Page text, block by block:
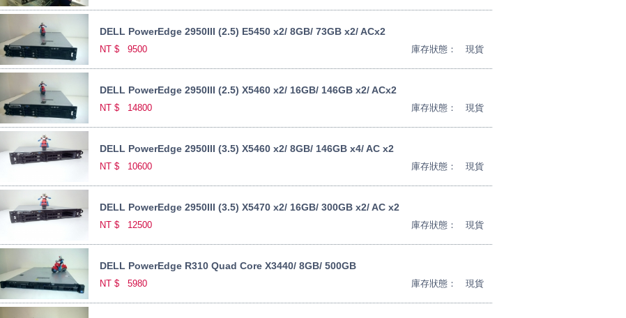
DELL PowerEdge 2950III (2.5) E5450 x2/ 8GB/ 73GB x2/ ACx2
NT $ 9500 庫存狀態： 現貨
DELL PowerEdge 2950III (2.5) X5460 x2/ 16GB/ 146GB x2/ ACx2
NT $ 14800 庫存狀態： 現貨
DELL PowerEdge 2950III (3.5) X5460 x2/ 8GB/ 146GB x4/ AC x2
NT $ 10600 庫存狀態： 現貨
DELL PowerEdge 2950III (3.5) X5470 x2/ 16GB/ 300GB x2/ AC x2
NT $ 12500 庫存狀態： 現貨
DELL PowerEdge R310 Quad Core X3440/ 8GB/ 500GB
NT $ 5980 庫存狀態： 現貨